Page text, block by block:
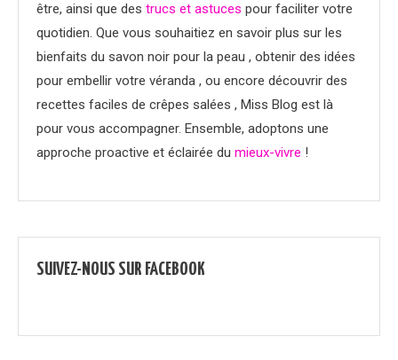
être, ainsi que des trucs et astuces pour faciliter votre
quotidien. Que vous souhaitiez en savoir plus sur les
bienfaits du savon noir pour la peau , obtenir des idées
pour embellir votre véranda , ou encore découvrir des
recettes faciles de crêpes salées , Miss Blog est là
pour vous accompagner. Ensemble, adoptons une
approche proactive et éclairée du mieux-vivre !
SUIVEZ-NOUS SUR FACEBOOK